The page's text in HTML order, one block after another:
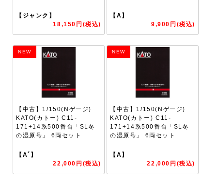
【ジャンク】
18,150円(税込)
【A】
9,900円(税込)
NEW
【中古】1/150(Nゲージ)
KATO(カトー) C11-
171+14系500番台「SL冬
の湿原号」 6両セット
【A´】
22,000円(税込)
NEW
【中古】1/150(Nゲージ)
KATO(カトー) C11-
171+14系500番台「SL冬
の湿原号」 6両セット
【A】
22,000円(税込)